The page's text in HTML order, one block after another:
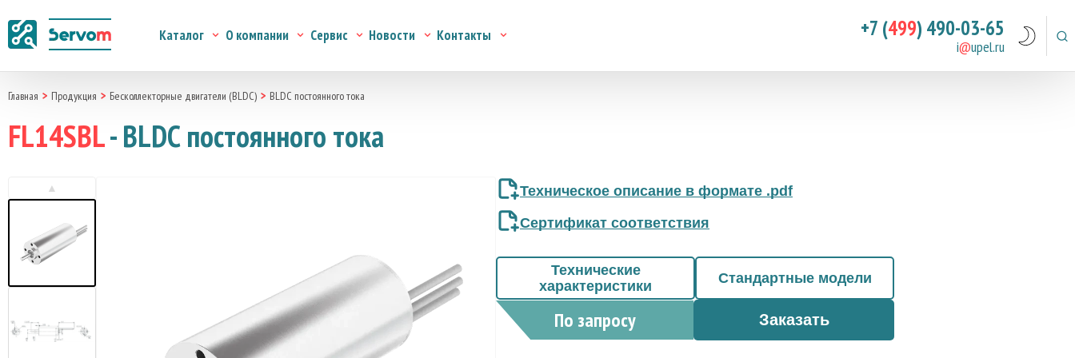
Каталог О компании Сервис Новости Контакты +7 (499) 490-03-65
i@upel.ru
Главная Продукция Бесколлекторные двигатели (BLDC) BLDC постоянного тока
FL14SBL- BLDC постоянного тока
▲
Техническое описание в формате .pdf
Сертификат соответствия
Технические
характеристики
Стандартные модели
По запросу Заказать